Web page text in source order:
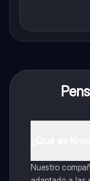
Nuestro